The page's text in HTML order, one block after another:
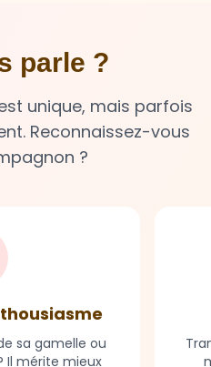
parle ?
unique, mais parfois
Reconnaissez-vous
?
sa gamelle ou
Il mérite mieux